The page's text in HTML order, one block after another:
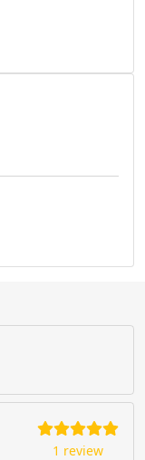
1 review